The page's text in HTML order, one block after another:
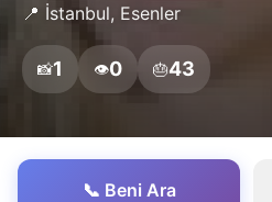
📍 İstanbul, Esenler
📸1 👁️0 🎂43
📞 Beni Ara